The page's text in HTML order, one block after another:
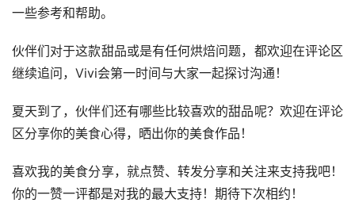
一些参考和帮助。
伙伴们对于这款甜品或是有任何烘焙问题，都欢迎在评论区
继续追问，Vivi会第一时间与大家一起探讨沟通！
夏天到了，伙伴们还有哪些比较喜欢的甜品呢？欢迎在评论
区分享你的美食心得，晒出你的美食作品！
喜欢我的美食分享，就点赞、转发分享和关注来支持我吧！
你的一赞一评都是对我的最大支持！期待下次相约！